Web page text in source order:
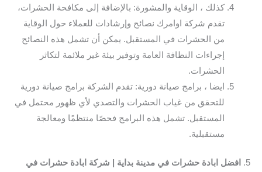
كذلك ، الوقاية والمشورة: بالإضافة إلى مكافحة الحشرات،
تقدم شركة اوامرك نصائح وإرشادات للعملاء حول الوقاية
من الحشرات في المستقبل. يمكن أن تشمل هذه النصائح
إجراءات النظافة العامة وتوفير بيئة غير ملائمة لتكاثر
الحشرات.
ايضا ، برامج صيانة دورية: تقدم الشركة برامج صيانة دورية
للتحقق من غياب الحشرات والتصدي لأي ظهور محتمل في
المستقبل. تشمل هذه البرامج فحصًا منتظمًا ومعالجة
مستقبلية.
5.
افضل ابادة حشرات في مدينة بداية | شركة ابادة حشرات في